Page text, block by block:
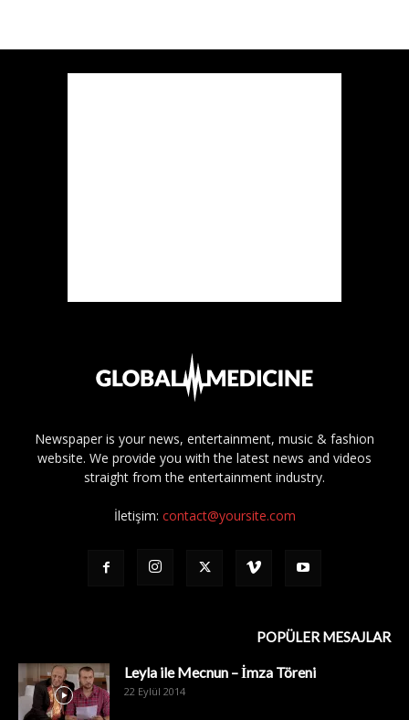
Newspaper is your news, entertainment, music & fashion
website. We provide you with the latest news and videos
straight from the entertainment industry.
İletişim: contact@yoursite.com
POPÜLER MESAJLAR
Leyla ile Mecnun – İmza Töreni
22 Eylül 2014